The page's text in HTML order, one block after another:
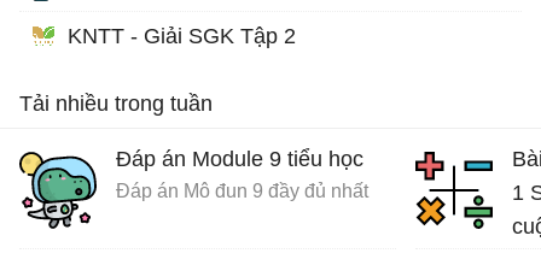
KNTT - Giải SGK Tập 2
Tải nhiều trong tuần
Đáp án Module 9 tiểu học
Đáp án Mô đun 9 đầy đủ nhất
1